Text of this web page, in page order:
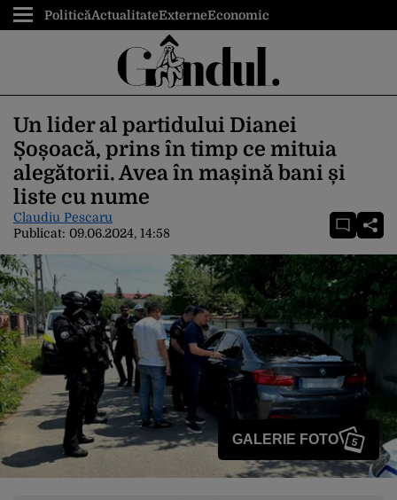
PoliticăActualitateExterneEconomic
Un lider al partidului Dianei
Șoșoacă, prins în timp ce mituia
alegătorii. Avea în mașină bani și
liste cu nume
Claudiu Pescaru
Publicat: 09.06.2024, 14:58
GALERIE FOTO 5